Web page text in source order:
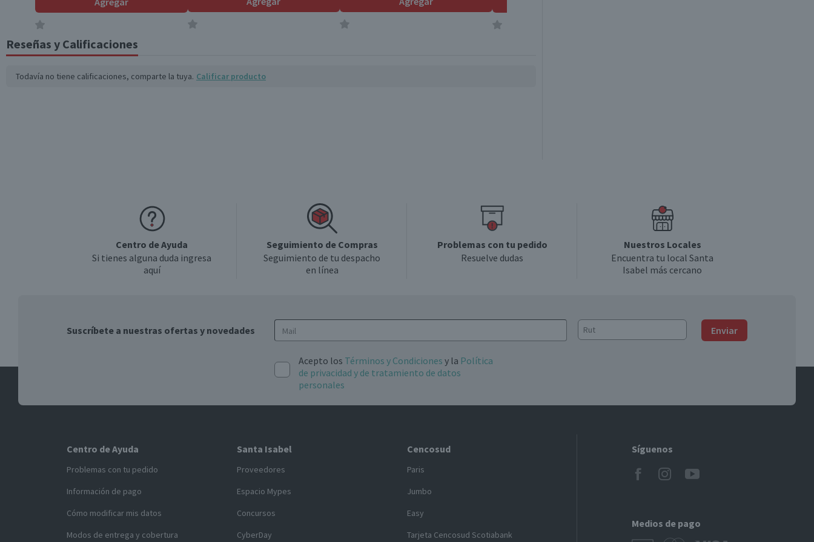
Reseñas y Calificaciones
Todavía no tiene calificaciones, comparte la tuya. Calificar producto
Centro de Ayuda
Si tienes alguna duda ingresa
aquí
Seguimiento de Compras
Seguimiento de tu despacho
en línea
Problemas con tu pedido
Resuelve dudas
Nuestros Locales
Encuentra tu local Santa
Isabel más cercano
Suscríbete a nuestras ofertas y novedades Enviar
Acepto los Términos y Condiciones y la Política
de privacidad y de tratamiento de datos
personales
Centro de Ayuda
Problemas con tu pedido
Información de pago
Cómo modificar mis datos
Modos de entrega y cobertura
Santa Isabel
Proveedores
Espacio Mypes
Concursos
CyberDay
Cencosud
Paris
Jumbo
Easy
Tarjeta Cencosud Scotiabank
Síguenos
Medios de pago